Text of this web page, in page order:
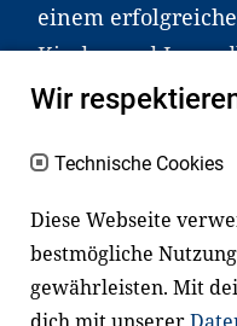
einem
Kinder und
haben aber große
an Familien sowie
Lehrer*innen und
mit Ministerien,
Einrichtungen,
Wir
Technische Cookies
Diese Webseite
bestmögliche
gewährleisten. Mit